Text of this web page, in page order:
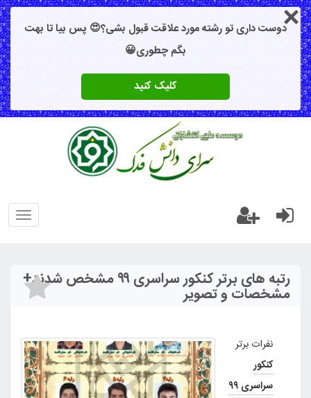
دوست داری تو رشته مورد علاقت قبول بشی؟😍 پس بیا تا بهت
بگم چطوری😀
کلیک کنید
رتبه های برتر کنکور سراسری ۹۹ مشخص شدند+
مشخصات و تصویر
نفرات برتر
کنکور
سراسری ۹۹